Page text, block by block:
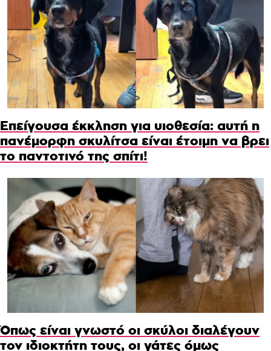
Επείγουσα έκκληση για υιοθεσία: αυτή η
πανέμορφη σκυλίτσα είναι έτοιμη να βρει
το παντοτινό της σπίτι!
Όπως είναι γνωστό οι σκύλοι διαλέγουν
τον ιδιοκτήτη τους, οι γάτες όμως